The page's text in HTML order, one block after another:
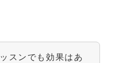
スンでも効果はあ